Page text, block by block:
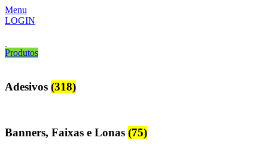
Menu
LOGIN
Produtos
Adesivos (318)
Banners, Faixas e Lonas (75)